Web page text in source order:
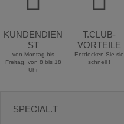
KUNDENDIEN
ST
von Montag bis
Freitag, von 8 bis 18
Uhr
T.CLUB-
VORTEILE
Entdecken Sie sie
schnell !
SPECIAL.T